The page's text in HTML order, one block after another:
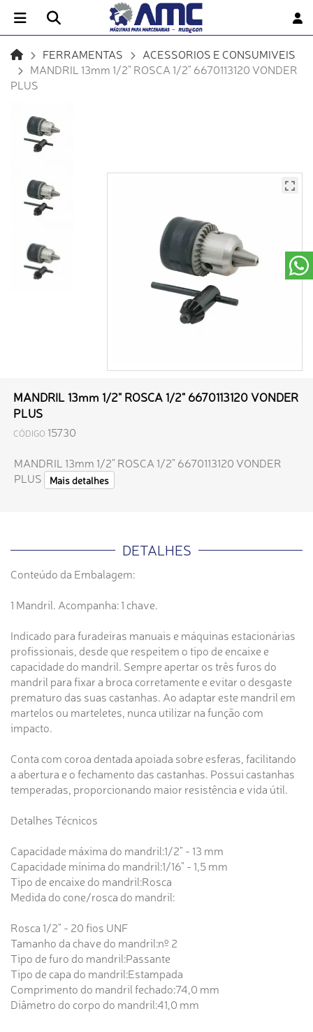
FERRAMENTAS
ACESSORIOS E CONSUMIVEIS
MANDRIL 13mm 1/2" ROSCA 1/2" 6670113120 VONDER
PLUS
MANDRIL 13mm 1/2" ROSCA 1/2" 6670113120 VONDER
PLUS
CÓDIGO 15730
MANDRIL 13mm 1/2" ROSCA 1/2" 6670113120 VONDER
PLUS
Mais detalhes
DETALHES
Conteúdo da Embalagem:
1 Mandril. Acompanha: 1 chave.
Indicado para furadeiras manuais e máquinas estacionárias
profissionais, desde que respeitem o tipo de encaixe e
capacidade do mandril. Sempre apertar os três furos do
mandril para fixar a broca corretamente e evitar o desgaste
prematuro das suas castanhas. Ao adaptar este mandril em
martelos ou marteletes, nunca utilizar na função com
impacto.
Conta com coroa dentada apoiada sobre esferas, facilitando
a abertura e o fechamento das castanhas. Possui castanhas
temperadas, proporcionando maior resistência e vida útil.
Detalhes Técnicos
Capacidade máxima do mandril:1/2" - 13 mm
Capacidade mínima do mandril:1/16" - 1,5 mm
Tipo de encaixe do mandril:Rosca
Medida do cone/rosca do mandril:
Rosca 1/2" - 20 fios UNF
Tamanho da chave do mandril:nº 2
Tipo de furo do mandril:Passante
Tipo de capa do mandril:Estampada
Comprimento do mandril fechado:74,0 mm
Diâmetro do corpo do mandril:41,0 mm